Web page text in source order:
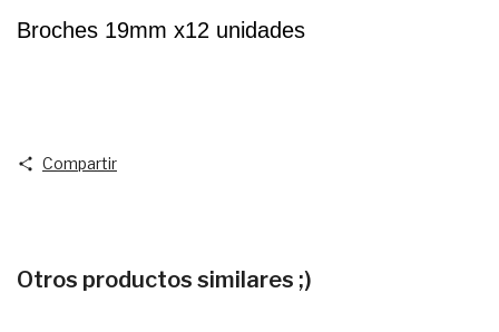
Broches 19mm x12 unidades
Compartir
Otros productos similares ;)